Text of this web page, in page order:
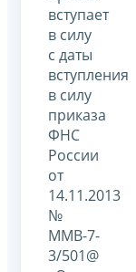
вступает
в силу
с даты
вступления
в силу
приказа
ФНС
России
от
14.11.2013
№
ММВ-7-
3/501@